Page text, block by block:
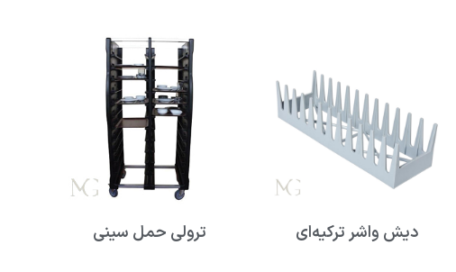
دیش واشر ترکیه‌ای ترولی حمل سینی